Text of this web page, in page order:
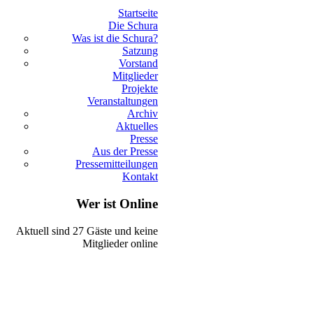
Startseite
Die Schura
Was ist die Schura?
Satzung
Vorstand
Mitglieder
Projekte
Veranstaltungen
Archiv
Aktuelles
Presse
Aus der Presse
Pressemitteilungen
Kontakt
Wer ist Online
Aktuell sind 27 Gäste und keine
Mitglieder online